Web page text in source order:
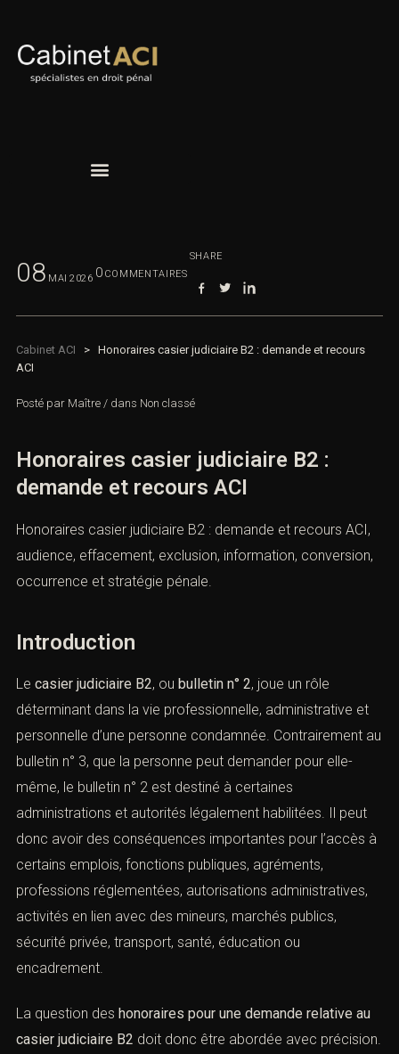
08 MAI 2026 0 COMMENTAIRES
SHARE
Cabinet ACI > Honoraires casier judiciaire B2 : demande et recours
ACI
Posté par Maître / dans Non classé
Honoraires casier judiciaire B2 :
demande et recours ACI
Honoraires casier judiciaire B2 : demande et recours
ACI, audience, effacement, exclusion, information,
conversion, occurrence et stratégie pénale.
Introduction
Le casier judiciaire B2, ou bulletin n° 2, joue un rôle
déterminant dans la vie professionnelle, administrative et
personnelle d’une personne condamnée. Contrairement
au bulletin n° 3, que la personne peut demander pour
elle-même, le bulletin n° 2 est destiné à certaines
administrations et autorités légalement habilitées. Il peut
donc avoir des conséquences importantes pour l’accès
à certains emplois, fonctions publiques, agréments,
professions réglementées, autorisations administratives,
activités en lien avec des mineurs, marchés publics,
sécurité privée, transport, santé, éducation ou
encadrement.
La question des honoraires pour une demande relative
au casier judiciaire B2doit donc être abordée avec